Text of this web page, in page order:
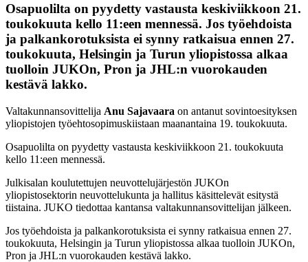
Osapuolilta on pyydetty vastausta keskiviikkoon 21.
toukokuuta kello 11:een mennessä. Jos työehdoista
ja palkankorotuksista ei synny ratkaisua ennen 27.
toukokuuta, Helsingin ja Turun yliopistossa alkaa
tuolloin JUKOn, Pron ja JHL:n vuorokauden
kestävä lakko.
Valtakunnansovittelija Anu Sajavaara on antanut sovintoesityksen
yliopistojen työehtosopimuskiistaan maanantaina 19. toukokuuta.
Osapuolilta on pyydetty vastausta keskiviikkoon 21. toukokuuta
kello 11:een mennessä.
Julkisalan koulutettujen neuvottelujärjestön JUKOn
yliopistosektorin neuvottelukunta ja hallitus käsittelevät esitystä
tiistaina. JUKO tiedottaa kantansa valtakunnansovittelijan jälkeen.
Jos työehdoista ja palkankorotuksista ei synny ratkaisua ennen 27.
toukokuuta, Helsingin ja Turun yliopistossa alkaa tuolloin JUKOn,
Pron ja JHL:n vuorokauden kestävä lakko.